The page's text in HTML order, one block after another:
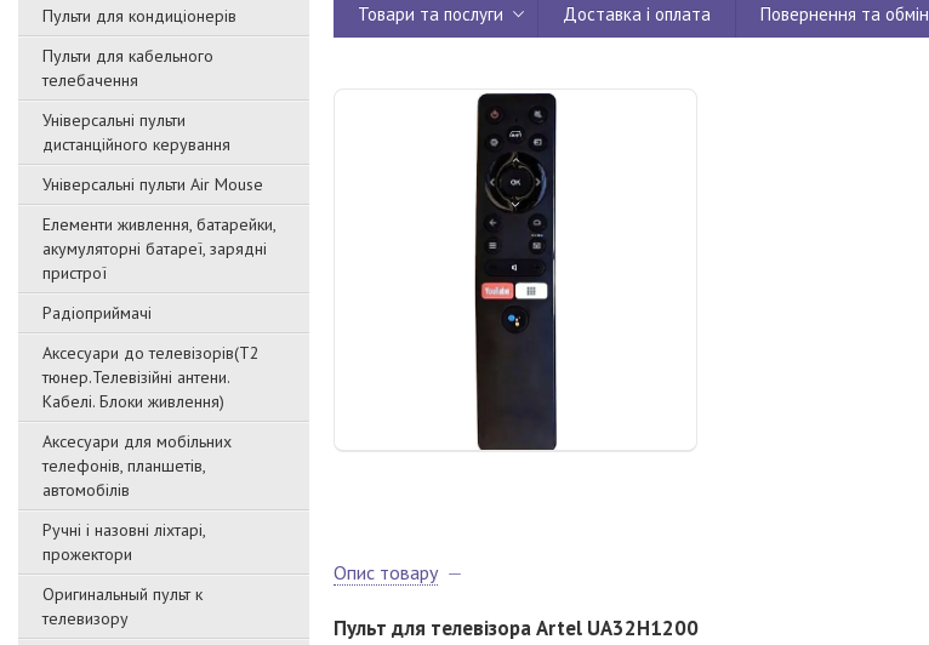
Пульти для кондиціонерів
Пульти для кабельного
телебачення
Універсальні пульти
дистанційного керування
Універсальні пульти Air Mouse
Елементи живлення, батарейки,
акумуляторні батареї, зарядні
пристрої
Радіоприймачі
Аксесуари до телевізорів(T2
тюнер.Телевізійні антени.
Кабелі. Блоки живлення)
Аксесуари для мобільних
телефонів, планшетів,
автомобілів
Ручні і назовні ліхтарі,
прожектори
Оригинальный пульт к
телевизору
Товари та послуги Доставка і оплата Повернення та обмін
Опис товару
Пульт для телевізора Artel UA32H1200